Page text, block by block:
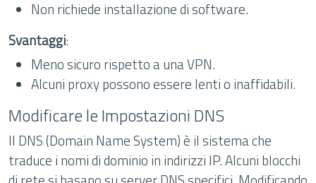
Non richiede installazione di software.
Svantaggi:
Meno sicuro rispetto a una VPN.
Alcuni proxy possono essere lenti o inaffidabili.
Modificare le Impostazioni DNS
Il DNS (Domain Name System) è il sistema che
traduce i nomi di dominio in indirizzi IP. Alcuni blocchi